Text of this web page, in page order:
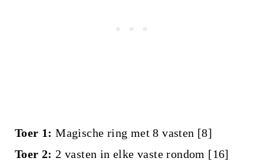
Toer 1:Magische ring met 8 vasten [8]
Toer 2: 2 vasten in elke vaste rondom [16]